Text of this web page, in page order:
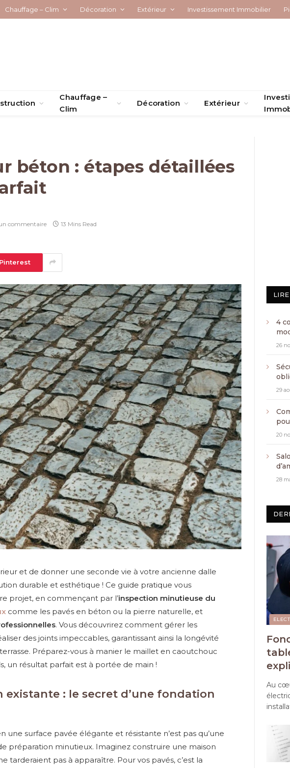
Chauffage – Clim Décoration Extérieur Investissement Immobilier
Chauffage –
Clim
Décoration Extérieur
béton : étapes détaillées
commentaire 13 Mins Read
Pinterest
et de donner une seconde vie à votre ancienne dalle
durable et esthétique ! Ce guide pratique vous
projet, en commençant par l’inspection minutieuse du
comme les pavés en béton ou la pierre naturelle, et
. Vous découvrirez comment gérer les
des joints impeccables, garantissant ainsi la longévité
Préparez-vous à manier le maillet en caoutchouc
un résultat parfait est à portée de main !
: le secret d’une fondation
une surface pavée élégante et résistante n’est pas qu’une
préparation minutieux. Imaginez construire une maison
tarderaient pas à apparaître. Pour vos pavés, c’est la
4
26
29
20
chic
28
Au